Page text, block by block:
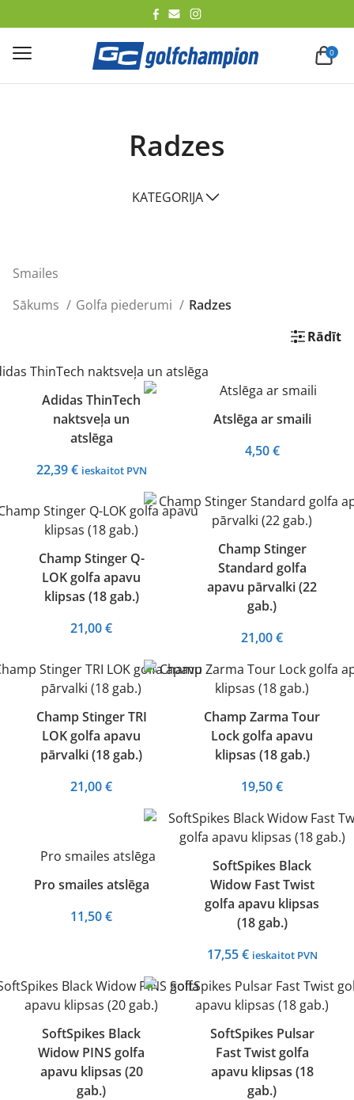
0
Radzes
KATEGORIJA
Smailes
Sākums
Golfa piederumi
Radzes
Rādīt
Adidas ThinTech
naktsveļa un
atslēga
22,39€ ieskaitot PVN
Atslēga ar smaili
4,50€
Champ Stinger Q-
LOK golfa apavu
klipsas (18 gab.)
21,00€
Champ Stinger
Standard golfa
apavu pārvalki (22
gab.)
21,00€
Champ Stinger TRI
LOK golfa apavu
pārvalki (18 gab.)
21,00€
Champ Zarma Tour
Lock golfa apavu
klipsas (18 gab.)
19,50€
Pro smailes atslēga
11,50€
SoftSpikes Black
Widow Fast Twist
golfa apavu klipsas
(18 gab.)
17,55€ ieskaitot PVN
SoftSpikes Black
Widow PINS golfa
apavu klipsas (20
gab.)
SoftSpikes Pulsar
Fast Twist golfa
apavu klipsas (18
gab.)